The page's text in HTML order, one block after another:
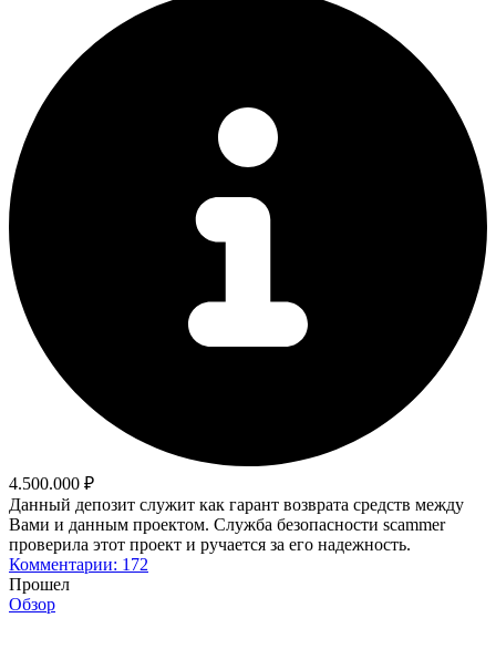
4.500.000 ₽
Данный депозит служит как гарант возврата средств между
Вами и данным проектом. Служба безопасности scammer
проверила этот проект и ручается за его надежность.
Комментарии: 172
Прошел
Обзор